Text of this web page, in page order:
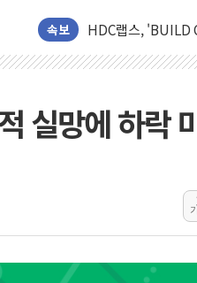
속보
지방공기업 경영평
예천 실종신고 80
한병도 "막말 정치
원내대책회의 참석
[컨콜] 네이버, 멤
[컨콜] 네이버 AI탭
[특징주] 포스코퓨
HDC랩스, 'BUILD
실망에 하락